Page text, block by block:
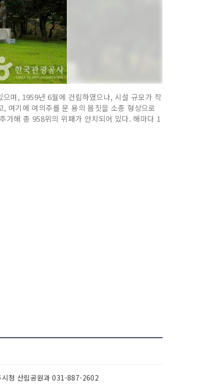
며, 1959년 6월에 건립하였으나, 시설 규모가 작
여기에 여의주를 문 용의 몸짓을 소총 형상으로
가해 총 958위의 위패가 안치되어 있다. 해마다 1
시청 산림공원과 031-887-2602